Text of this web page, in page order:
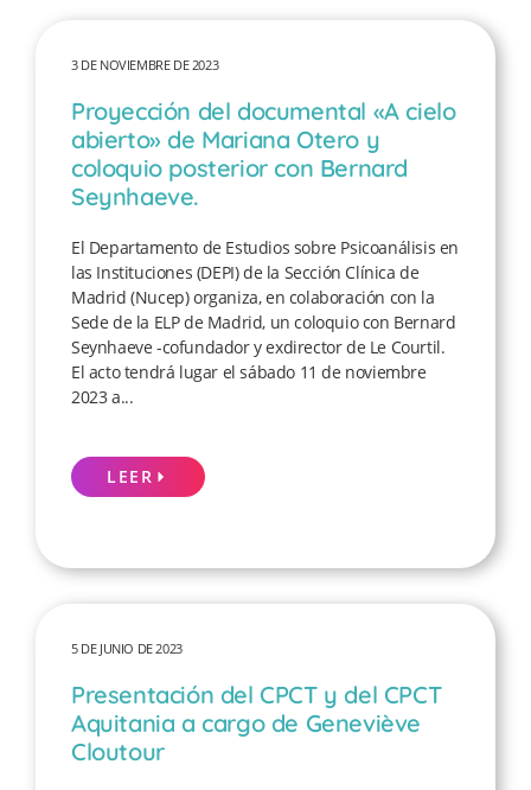
3 DE NOVIEMBRE DE 2023
Proyección del documental «A cielo
abierto» de Mariana Otero y
coloquio posterior con Bernard
Seynhaeve.
El Departamento de Estudios sobre Psicoanálisis en
las Instituciones (DEPI) de la Sección Clínica de
Madrid (Nucep) organiza, en colaboración con la
Sede de la ELP de Madrid, un coloquio con Bernard
Seynhaeve -cofundador y exdirector de Le Courtil.
El acto tendrá lugar el sábado 11 de noviembre
2023 a...
LEER
5 DE JUNIO DE 2023
Presentación del CPCT y del CPCT
Aquitania a cargo de Geneviève
Cloutour